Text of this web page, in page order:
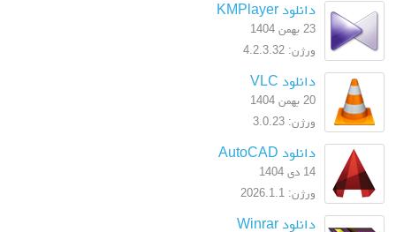
دانلود KMPlayer
23 بهمن 1404
ورژن: 4.2.3.32
دانلود VLC
20 بهمن 1404
ورژن: 3.0.23
دانلود AutoCAD
14 دی 1404
ورژن: 2026.1.1
دانلود Winrar